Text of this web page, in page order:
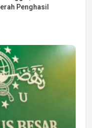
Penghasil